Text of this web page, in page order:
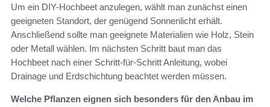
Um ein DIY-Hochbeet anzulegen, wählt man zunächst einen
geeigneten Standort, der genügend Sonnenlicht erhält.
Anschließend sollte man geeignete Materialien wie Holz, Stein
oder Metall wählen. Im nächsten Schritt baut man das
Hochbeet nach einer Schritt-für-Schritt Anleitung, wobei
Drainage und Erdschichtung beachtet werden müssen.
Welche Pflanzen eignen sich besonders für den Anbau im